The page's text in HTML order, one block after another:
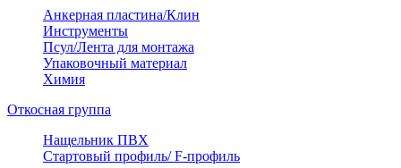
Анкерная пластина/Клин
Инструменты
Псул/Лента для монтажа
Упаковочный материал
Химия
Откосная группа
Нащельник ПВХ
Стартовый профиль/ F-профиль